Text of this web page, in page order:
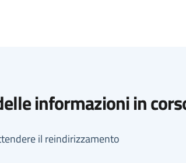
informazioni in
il reindirizzamento